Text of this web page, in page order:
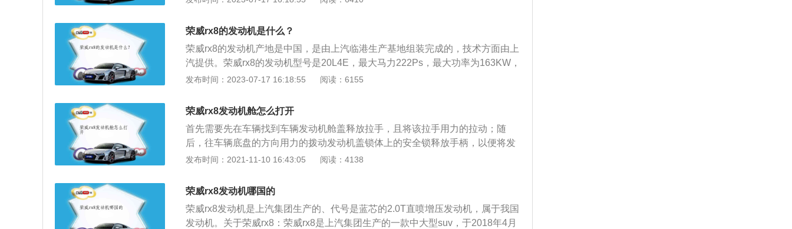
润滑部位，促使发动机磨损，内部的污染加剧； 定期清洗曲轴箱。发动机在运转
过程中，燃烧室内的高压未燃烧气体、酸、水分、硫和氮的氧化物经过活塞环与
缸壁之间的间隙进入曲轴箱中，与零件磨损产生的金属粉末混在一起，形成油
滑困难，引起磨损。； 定期使用水箱清洗剂清洗水箱。除去其中的锈迹和水垢，
间。相比常见的侧置缸内直喷，中置直喷燃油雾化更好，油气混合更充分，能有
效减少燃油湿壁现象，提高燃烧效率。2.这台发动机具有较高的集成化，比如凸
轮轴支架集成了凸轮轴轴承盖，缸盖集成了曲轴箱通风系统，前盖集成了发动机
支架，就连水泵、机滤和机油冷却器都集合成了一个模块。
荣威rx8的发动机是什么？
荣威rx8的发动机产地是中国，是由上汽临港生产基地组装完成的，技术方面由上
汽提供。荣威rx8的发动机型号是20L4E，最大马力222Ps，最大功率为163KW，
峰值扭矩是360Nm。荣威rx8的发动机日常可使用以下方法进行保养：使用适当
SD--SF级汽油机油；柴油发动机则要根据机械负荷选用CB--CD级柴油机油，选
用标准以不低于生产厂家规定要求为准；定期更换机油及滤芯。任何质量等级的
润滑油在使用过程中油质都会发生变化。到一定里程之后，性能恶化，会给发动
机带来种种问题。为了避免故障的发生，应结合使用条件定期换油，并使油量适
中；机油从滤清器的细孔通过时把油中的固体颗粒和粘稠物积存在滤清器中。如
仍把脏物带回润滑部位，促使发动机磨损，内部的污染加剧；定期清洗曲轴箱。
发动机在运转过程中，燃烧室内的高压未燃烧气体、酸、水份、硫和氮的氧化物
经过活塞环与缸壁之间的间隙进入曲轴箱中，与零件磨损产生的金属粉末混在一
发布时间：2023-07-17 16:18:55 阅读：6155
荣威rx8发动机舱怎么打开
首先需要先在车辆找到车辆发动机舱盖释放拉手，且将该拉手用力的拉动；随
后，往车辆底盘的方向用力的拨动发动机盖锁体上的安全锁释放手柄，以便将发
动机舱盖的安全锁进行释放；最后，只需将发动机舱盖抬起来即可。在关闭荣威
放下来；当发动机舱盖距离锁止位置大约20-30厘米的时候，稍微用力且需要加
检查发动机舱盖是否完全被锁住，以免在行驶过程当中发生翘起的现象。
发布时间：2021-11-10 16:43:05 阅读：4138
荣威rx8发动机哪国的
荣威rx8发动机是上汽集团生产的、代号是蓝芯的2.0T直喷增压发动机，属于我国
发动机。关于荣威rx8：荣威rx8是上汽集团生产的一款中大型suv，于2018年4月